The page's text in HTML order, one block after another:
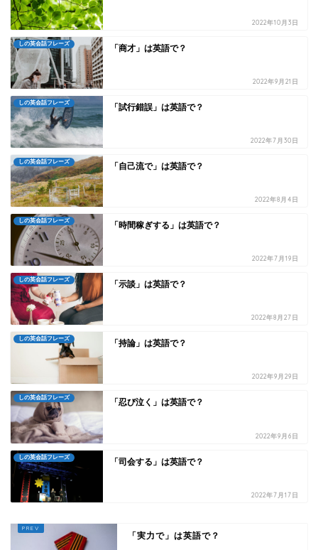
2022年10月3日
しの英会話フレーズ 「商才」は英語で？
2022年9月21日
しの英会話フレーズ 「試行錯誤」は英語で？
2022年7月30日
しの英会話フレーズ 「自己流で」は英語で？
2022年8月4日
しの英会話フレーズ 「時間稼ぎする」は英語で？
2022年7月19日
しの英会話フレーズ 「示談」は英語で？
2022年8月27日
しの英会話フレーズ 「持論」は英語で？
2022年9月29日
しの英会話フレーズ 「忍び泣く」は英語で？
2022年9月6日
しの英会話フレーズ 「司会する」は英語で？
2022年7月17日
「実力で」は英語で？